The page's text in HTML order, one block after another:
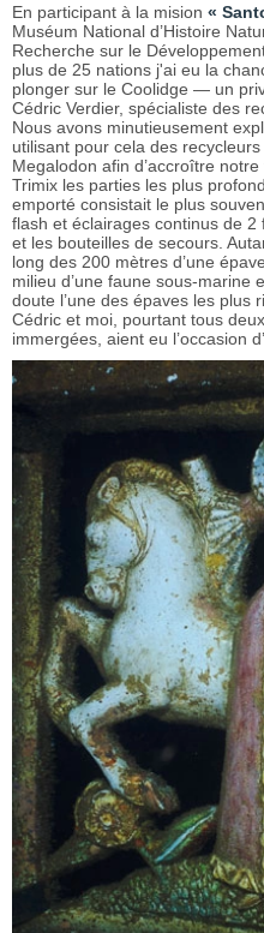
En participant à la mision «
Muséum National d’Histoire
Recherche sur le
plus de 25 nations j'ai eu la
plonger sur le Coolidge — un
Cédric Verdier, spécialiste des
Nous avons minutieusement
utilisant pour cela des
Megalodon afin d’accroître
Trimix les parties les plus
emporté consistait le plus
flash et éclairages continus de
et les bouteilles de secours.
long des 200 mètres d’une
milieu d’une faune sous-marine
doute l’une des épaves les plus
Cédric et moi, pourtant tous
immergées, aient eu l’occasion